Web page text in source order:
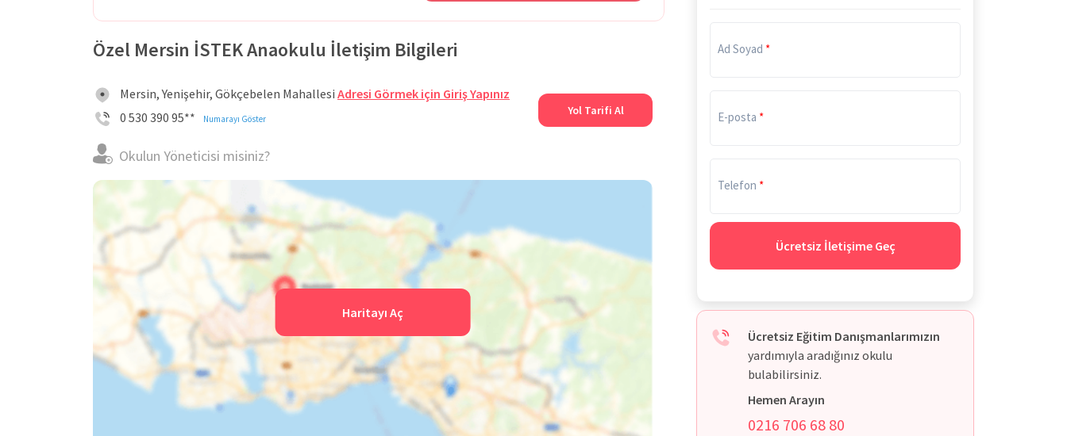
Özel Mersin İSTEK Anaokulu İletişim Bilgileri
Mersin, Yenişehir, Gökçebelen Mahallesi Adresi Görmek için Giriş Yapınız
0 530 390 95**
Numarayı Göster
Yol Tarifi Al
Okulun Yöneticisi misiniz?
Haritayı Aç
Ad Soyad
E-posta
Telefon
Ücretsiz İletişime Geç
Ücretsiz Eğitim Danışmanlarımızın
yardımıyla aradığınız okulu
bulabilirsiniz.
Hemen Arayın
0216 706 68 80